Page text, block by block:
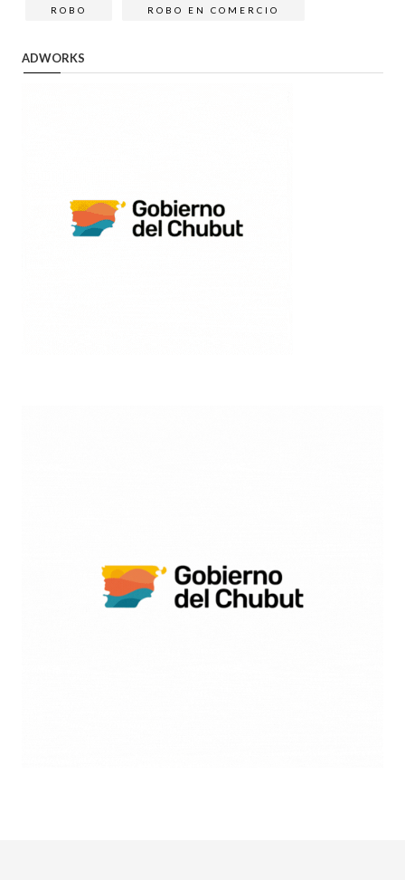
ROBO ROBO EN COMERCIO
ADWORKS